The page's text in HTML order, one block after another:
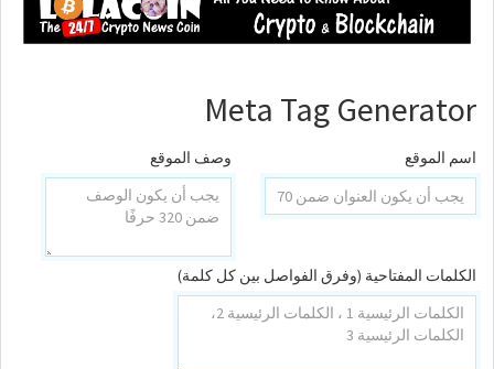
Meta Tag Generator
اسم الموقع وصف الموقع
الكلمات المفتاحية (وفرق الفواصل بين كل كلمة)